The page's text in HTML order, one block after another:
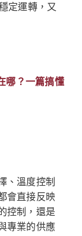
定運轉，又
哪？一篇搞懂
、溫度控制
會直接反映
控制，還是
專業的供應